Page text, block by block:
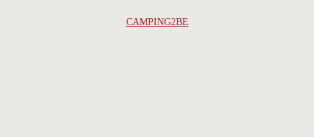
CAMPING2BE